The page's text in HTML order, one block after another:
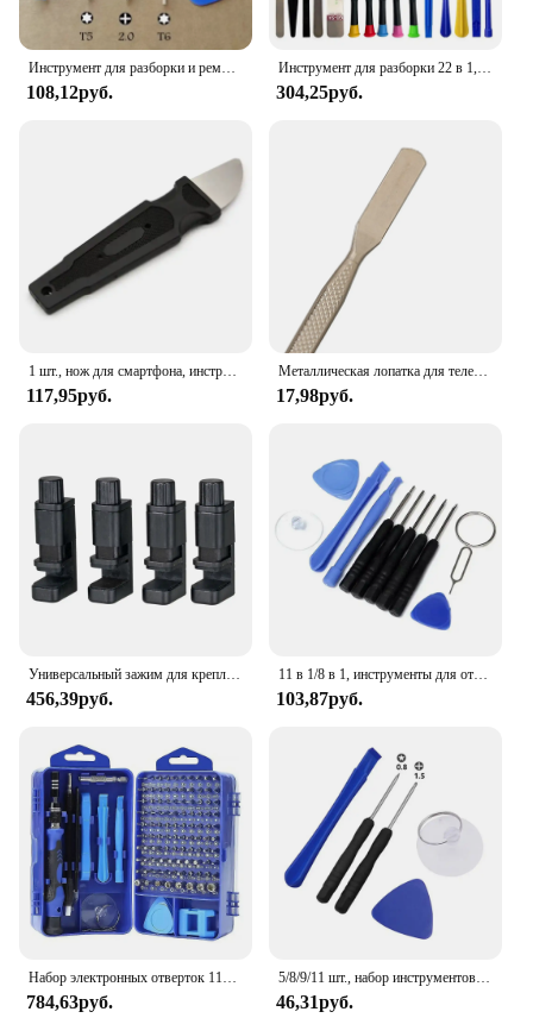
108,12руб. 304,25руб.
117,95руб.
Металлическая лопатка для телефона, планшета, инструменты для вскрытия и ремонта телефонов, съемные лезвия, металлический лом, набор для разборки, лопатка, ручной инструмент
17,98руб.
456,39руб.
11 в 1/8 в 1, инструменты для открытия экрана мобильных телефонов, ремонтный комплект, мини-отвертки, набор инструментов для телефонов для IPhone, Samsung, HTC
103,87руб.
784,63руб.
5/8/9/11 шт., набор инструментов для ремонта
46,31руб.